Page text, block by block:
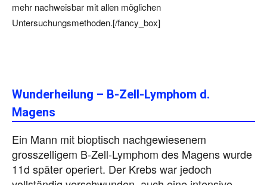
mehr nachweisbar mit allen möglichen
Untersuchungsmethoden.[/fancy_box]
Wunderheilung – B-Zell-Lymphom d.
Magens
Ein Mann mit bioptisch nachgewiesenem
grosszelligem B-Zell-Lymphom des Magens wurde
11d später operiert. Der Krebs war jedoch